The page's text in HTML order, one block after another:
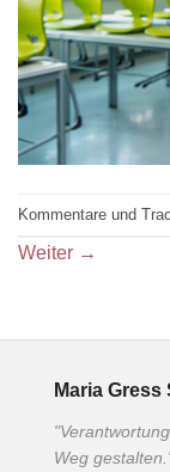
Kommentare und
Weiter →
Maria
Weg